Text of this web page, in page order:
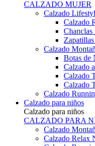
CALZADO MUJER
Calzado
Calzado
Chanclas
Calzado
Botas de
Calzado
Calzado
Calzado
Calzado
Calzado para niños
Calzado para niños
CALZADO PARA
Calzado
Calzado Relax